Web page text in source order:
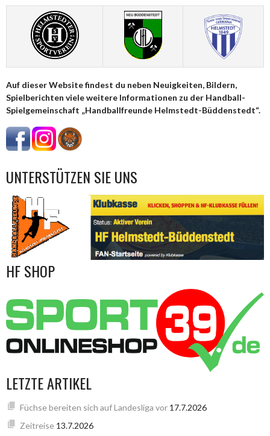
Auf dieser Website findest du neben Neuigkeiten, Bildern,
Spielberichten viele weitere Informationen zu der Handball-
Spielgemeinschaft „Handballfreunde Helmstedt-Büddenstedt“.
UNTERSTÜTZEN SIE UNS
HF SHOP
LETZTE ARTIKEL
Füchse bereiten sich auf Landesliga vor 17.7.2026
Zeitreise 13.7.2026